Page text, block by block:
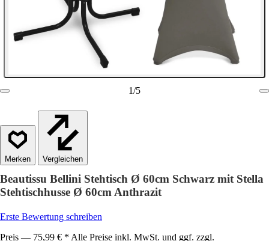
1/5
Vergleichen
Beautissu Bellini Stehtisch Ø 60cm Schwarz mit Stella
Stehtischhusse Ø 60cm Anthrazit
Erste Bewertung schreiben
Preis — 75,99 € * Alle Preise inkl. MwSt. und ggf. zzgl.